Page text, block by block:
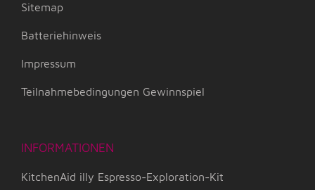
Sitemap
Batteriehinweis
Impressum
Teilnahmebedingungen Gewinnspiel
INFORMATIONEN
KitchenAid illy Espresso-Exploration-Kit